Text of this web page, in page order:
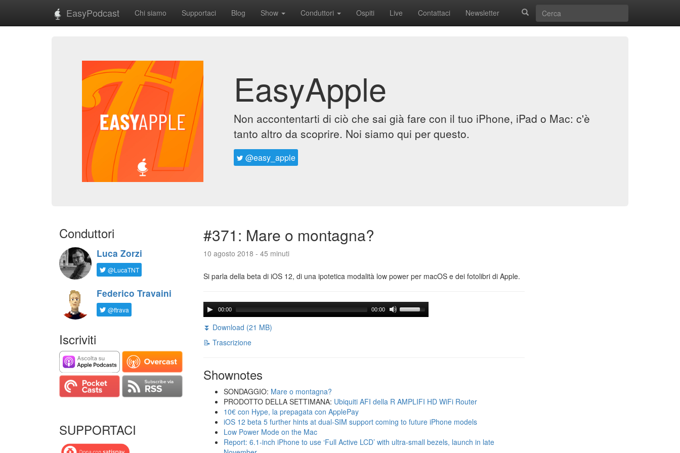
EasyPodcast Chi siamo Supportaci Blog Show Conduttori Ospiti Live Contattaci Newsletter
EasyApple
Non accontentarti di ciò che sai già fare con il tuo iPhone, iPad o Mac: c'è
tanto altro da scoprire. Noi siamo qui per questo.
@easy_apple
Conduttori
Luca Zorzi
@LucaTNT
Federico Travaini
@ftrava
Iscriviti
SUPPORTACI
#371: Mare o montagna?
10 agosto 2018 - 45 minuti
Si parla della beta di iOS 12, di una ipotetica modalità low power per macOS e dei fotolibri di Apple.
00:00 00:00
⏬ Download (21 MB)
📝 Trascrizione
Shownotes
SONDAGGIO: Mare o montagna?
PRODOTTO DELLA SETTIMANA: Ubiquiti AFI della R AMPLIFI HD WiFi Router
10€ con Hype, la prepagata con ApplePay
iOS 12 beta 5 further hints at dual-SIM support coming to future iPhone models
Low Power Mode on the Mac
Report: 6.1-inch iPhone to use ‘Full Active LCD’ with ultra-small bezels, launch in late